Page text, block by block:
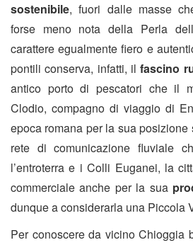
sostenibile, fuori dalle masse
forse meno nota della Perla
carattere egualmente fiero e
pontili conserva, infatti, ilfascino
antico porto di pescatori che il
Clodio, compagno di viaggio di
epoca romana per la sua
rete di comunicazione fluviale
l’entroterra e i Colli Euganei, la
commerciale anche per la sua
dunque a considerarla una Piccola
Per conoscere da vicino Chioggia